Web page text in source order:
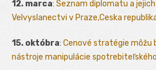
12. marca: Seznam diplomatu a
Velvyslanectvi v Praze,Ceska
15. októbra: Cenové stratégie môžu
nástroje manipulácie spotrebiteľského